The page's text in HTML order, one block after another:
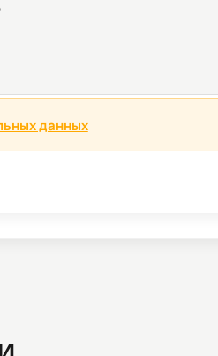
данных